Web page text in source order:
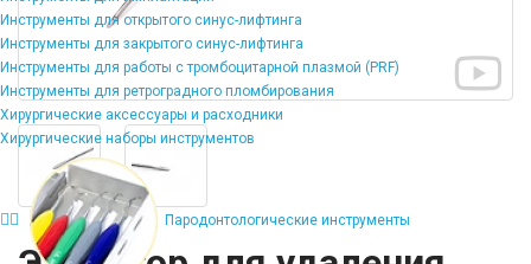
Инструменты для открытого синус-лифтинга
Инструменты для закрытого синус-лифтинга
Инструменты для работы с тромбоцитарной плазмой (PRF)
Инструменты для ретроградного пломбирования
Хирургические аксессуары и расходники
Хирургические наборы инструментов
Пародонтологические инструменты